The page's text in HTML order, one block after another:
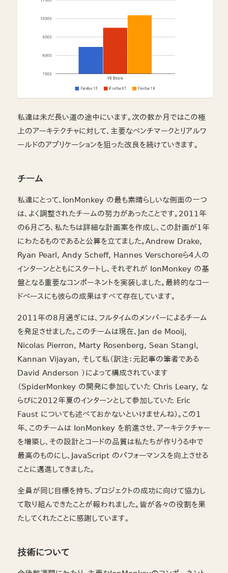
私達は未だ長い道の途中にいます。次の数か月ではこの極
上のアーキテクチャに対して、主要なベンチマークとリアルワ
ールドのアプリケーションを狙った改良を続けていきます。
チーム
私達にとって、IonMonkey の最も素晴らしいな側面の一つ
は、よく調整されたチームの努力があったことです。2011年
の6月ごろ、私たちは詳細な計画案を作成し、この計画が1年
にわたるものであると公算を立てました。Andrew Drake,
Ryan Pearl, Andy Scheff, Hannes Verschoreら4人の
インターンとともにスタートし、それぞれが IonMonkey の基
盤となる重要なコンポーネントを実装しました。最終的なコー
ドベースにも彼らの成果はすべて存在しています。
2011年の8月過ぎには、フルタイムのメンバーによるチーム
を発足させました。このチームは現在、Jan de Mooij,
Nicolas Pierron, Marty Rosenberg, Sean Stangl,
Kannan Vijayan, そして私（訳注：元記事の筆者である
David Anderson ）によって構成されています
（SpiderMonkey の開発に参加していた Chris Leary, な
らびに2012年夏のインターンとして参加していた Eric
Faust についても述べておかないといけませんね）。この1
年、このチームは IonMonkey を前進させ、アーキテクチャー
を増築し、その設計とコードの品質は私たちが作りうる中で
最高のものにし、JavaScript のパフォーマンスを向上させる
ことに邁進してきました。
全員が同じ目標を持ち、プロジェクトの成功に向けて協力し
て取り組んできたことが報われました。皆が各々の役割を果
たしてくれたことに感謝しています。
技術について